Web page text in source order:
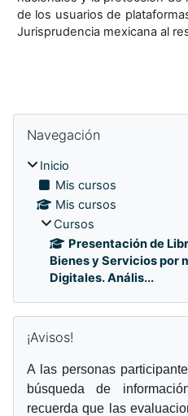
de los usuarios de
Jurisprudencia mexicana al
Bloques
Bloques
Navegación
Inicio
Mis cursos
Mis cursos
Cursos
Presentación de
Bienes y Servicios por
Digitales. Anális...
¡Avisos!
A las personas
búsqueda de
recuerda que las